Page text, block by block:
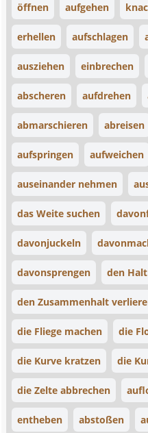
öffnen aufgehen
erhellen aufschlagen
ausziehen einbrechen
abscheren aufdrehen
abmarschieren abreisen
aufspringen aufweichen
auseinander nehmen
das Weite suchen
davonjuckeln
davonsprengen den
den Zusammenhalt
die Fliege machen die
die Kurve kratzen die
die Zelte abbrechen
entheben abstoßen